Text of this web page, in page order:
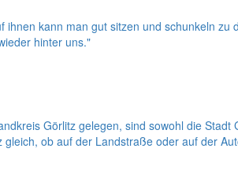
kann man gut sitzen und schunkeln
hinter uns."
Görlitz gelegen, sind sowohl die
ob auf der Landstraße oder auf der